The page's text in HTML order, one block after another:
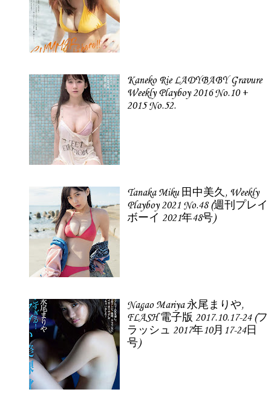
Kaneko Rie LADYBABY Gravure
Weekly Playboy 2016 No.10 +
2015 No.52.
Tanaka Miku 田中美久, Weekly
Playboy 2021 No.48 (週刊プレイ
ボーイ 2021年48号)
Nagao Mariya 永尾まりや,
FLASH 電子版 2017.10.17-24 (フ
ラッシュ 2017年10月17-24日
号)